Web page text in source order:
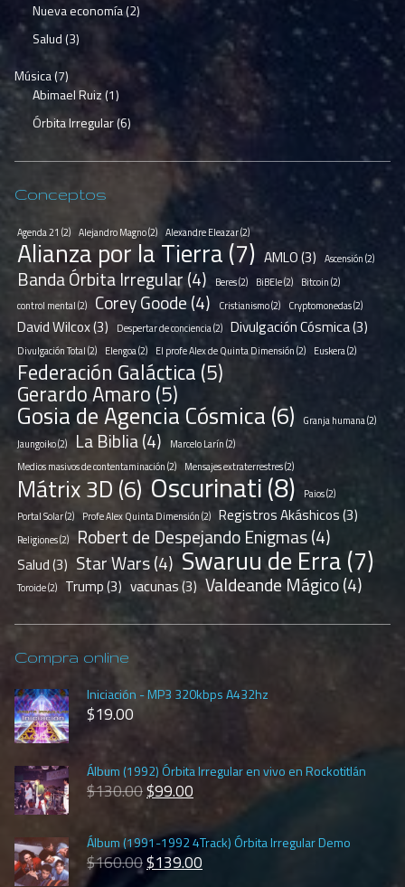
Nueva economía(2)
Salud(3)
Música(7)
Abimael Ruiz(1)
Órbita Irregular(6)
Conceptos
Agenda 21 (2) Alejandro Magno(2) Alexandre Eleazar(2)
Alianza por la Tierra(7) AMLO(3) Ascensión(2)
Banda Órbita Irregular(4) Beres(2) BiBEle(2) Bitcoin(2)
control mental(2) Corey Goode (4) Cristianismo(2) Cryptomonedas(2)
David Wilcox(3) Despertar de conciencia(2) Divulgación Cósmica(3)
Divulgación Total(2) Elengoa(2) El profe Alex de Quinta Dimensión(2) Euskera(2)
Federación Galáctica (5)
Gerardo Amaro (5)
Gosia de Agencia Cósmica (6) Granja humana(2)
Jaungoiko(2) La Biblia(4) Marcelo Larín(2)
Medios masivos de contentaminación(2) Mensajes extraterrestres(2)
Mátrix 3D (6) Oscurinati(8) Paios(2)
Portal Solar(2) Profe Alex Quinta Dimensión(2) Registros Akáshicos(3)
Religiones(2) Robert de Despejando Enigmas(4)
Salud(3) Star Wars(4) Swaruu de Erra(7)
Toroide(2) Trump(3) vacunas(3) Valdeande Mágico(4)
Compra online
Iniciación - MP3 320kbps A432hz
$19.00
Álbum (1992) Órbita Irregular en vivo en Rockotitlán
$130.00$99.00
Álbum (1991-1992 4Track) Órbita Irregular Demo
$160.00$139.00